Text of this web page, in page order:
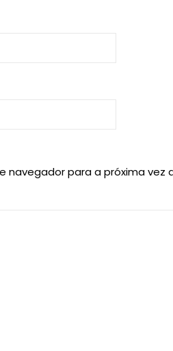
navegador para a próxima vez